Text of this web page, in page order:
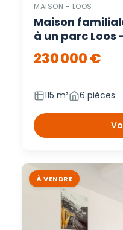
MAISON - LOOS
Maison
à un parc Loos
230 000 €
115 m² 6 pièces
À VENDRE